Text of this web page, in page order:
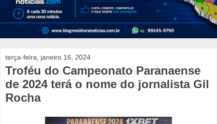
terça-feira, janeiro 16, 2024
Troféu do Campeonato Paranaense
de 2024 terá o nome do jornalista Gil
Rocha